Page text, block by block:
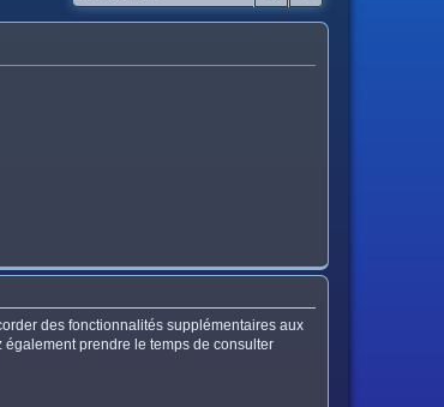
des fonctionnalités supplémentaires aux
prendre le temps de consulter